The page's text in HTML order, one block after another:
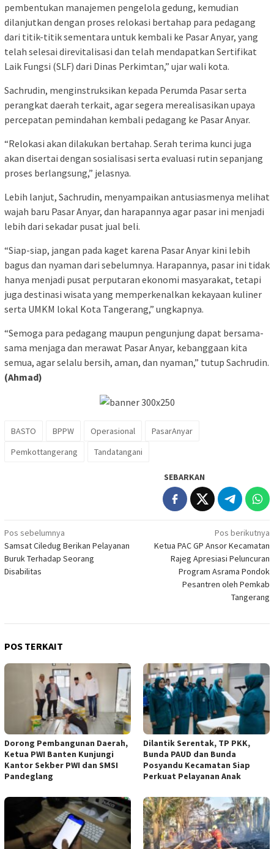
pembentukan manajemen pengelola gedung, kemudian
dilanjutkan dengan proses relokasi bertahap para pedagang
dari titik-titik sementara untuk kembali ke Pasar Anyar, yang
telah selesai direvitalisasi dan telah mendapatkan Sertifikat
Laik Fungsi (SLF) dari Dinas Perkimtan,” ujar wali kota.
Sachrudin, menginstruksikan kepada Perumda Pasar serta
perangkat daerah terkait, agar segera merealisasikan upaya
percepatan pemindahan kembali pedagang ke Pasar Anyar.
“Relokasi akan dilakukan bertahap. Serah terima kunci juga
akan disertai dengan sosialisasi serta evaluasi rutin sepanjang
proses berlangsung,” jelasnya.
Lebih lanjut, Sachrudin, menyampaikan antusiasmenya melihat
wajah baru Pasar Anyar, dan harapannya agar pasar ini menjadi
lebih dari sekadar pusat jual beli.
“Siap-siap, jangan pada kaget karena Pasar Anyar kini lebih
bagus dan nyaman dari sebelumnya. Harapannya, pasar ini tidak
hanya menjadi pusat perputaran ekonomi masyarakat, tetapi
juga destinasi wisata yang memperkenalkan kekayaan kuliner
serta UMKM lokal Kota Tangerang,” ungkapnya.
“Semoga para pedagang maupun pengunjung dapat bersama-
sama menjaga dan merawat Pasar Anyar, kebanggaan kita
semua, agar selalu bersih, aman, dan nyaman,” tutup Sachrudin.
(Ahmad)
BASTO BPPW Operasional
PasarAnyar
Pemkottangerang
Tandatangani
SEBARKAN
Navigasi
pos
Pos sebelumnya
Samsat Ciledug Berikan Pelayanan
Buruk Terhadap Seorang
Disabilitas
Pos berikutnya
Ketua PAC GP Ansor Kecamatan
Rajeg Apresiasi Peluncuran
Program Asrama Pondok
Pesantren oleh Pemkab
Tangerang
POS TERKAIT
Dorong Pembangunan Daerah,
Ketua PWI Banten Kunjungi
Kantor Sekber PWI dan SMSI
Pandeglang
Dilantik Serentak, TP PKK,
Bunda PAUD dan Bunda
Posyandu Kecamatan Siap
Perkuat Pelayanan Anak